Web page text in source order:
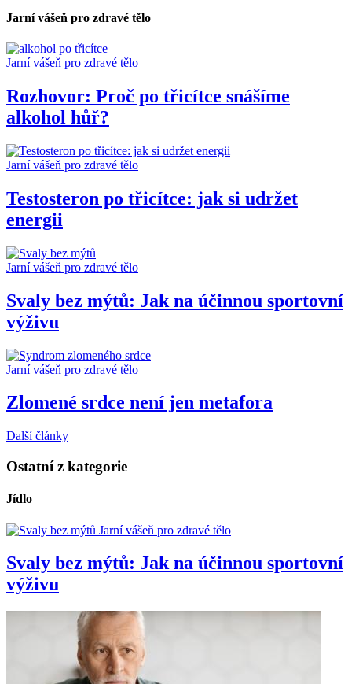
Jarní vášeň pro zdravé tělo
Jarní vášeň pro zdravé tělo
Rozhovor: Proč po třicítce snášíme
alkohol hůř?
Jarní vášeň pro zdravé tělo
Testosteron po třicítce: jak si udržet
energii
Jarní vášeň pro zdravé tělo
Svaly bez mýtů: Jak na účinnou sportovní
výživu
Jarní vášeň pro zdravé tělo
Zlomené srdce není jen metafora
Další články
Ostatní z kategorie
Jídlo
Jarní vášeň pro zdravé tělo
Svaly bez mýtů: Jak na účinnou sportovní
výživu